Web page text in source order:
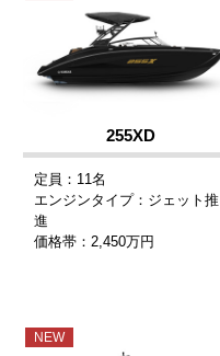
255XD
定員：11名
エンジンタイプ：ジェット推
進
価格帯：2,450万円
NEW